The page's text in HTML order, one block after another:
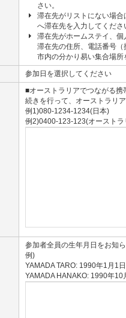
さい。
滞在先がリストにない場
へ滞在先を入力してくださ
滞在先がホームステイ、
滞在先の住所、電話番号（
市内の分かり易い集合場所
参加日を選択してください
■オーストラリアでつながる
続きを行って、オーストラリ
例1)080-1234-1234(日本)
例2)0400-123-123(オーストラ
参加者全員の生年月日をお知ら
例)
YAMADA TARO: 1990年1月1日
YAMADA HANAKO: 1990年10